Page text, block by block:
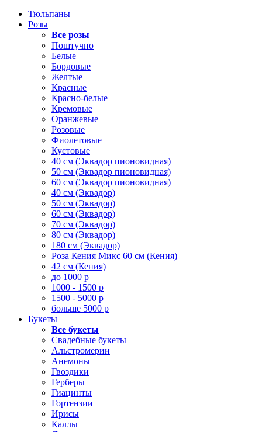
Тюльпаны
Розы
Все розы
Поштучно
Белые
Бордовые
Желтые
Красные
Красно-белые
Кремовые
Оранжевые
Розовые
Фиолетовые
Кустовые
40 см (Эквадор пионовидная)
50 см (Эквадор пионовидная)
60 см (Эквадор пионовидная)
40 см (Эквадор)
50 см (Эквадор)
60 см (Эквадор)
70 см (Эквадор)
80 см (Эквадор)
180 см (Эквадор)
Роза Кения Микс 60 см (Кения)
42 см (Кения)
до 1000 р
1000 - 1500 р
1500 - 5000 р
больше 5000 р
Букеты
Все букеты
Свадебные букеты
Альстромерии
Анемоны
Гвоздики
Герберы
Гиацинты
Гортензии
Ирисы
Каллы